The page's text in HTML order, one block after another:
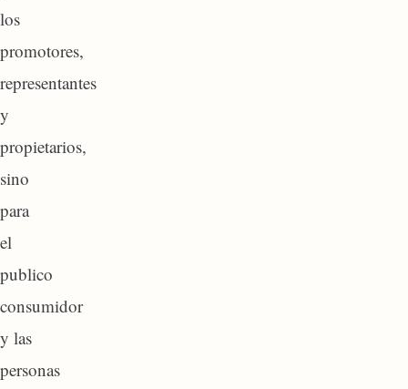
los
promotores,
representantes
y
propietarios,
sino
para
el
publico
consumidor
y las
personas